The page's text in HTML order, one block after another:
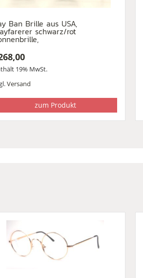
Ban Brille aus USA,
schwarz/rot
19% MwSt.
Versand
zum Produkt